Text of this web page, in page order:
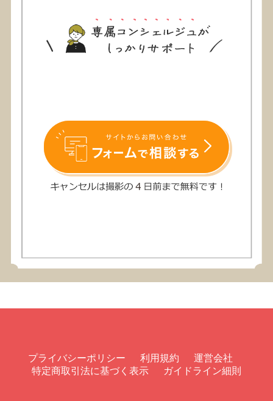
プライバシーポリシー 利用規約
運営会社
特定商取引法に基づく表示
ガイドライン細則